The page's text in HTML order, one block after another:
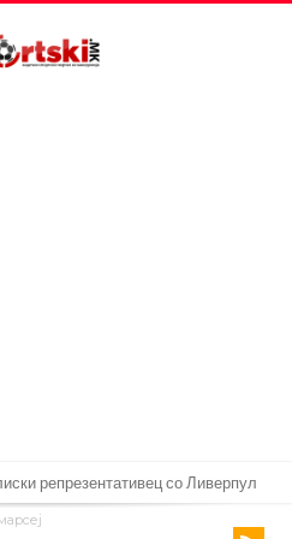
на Манчестер доаѓа во Јувентус!
со бојкот на турнирите на ФИФА